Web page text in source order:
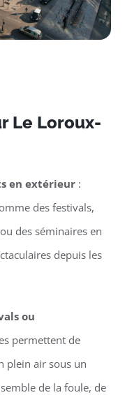
Le Loroux-
en extérieur:
des festivals,
des séminaires en
depuis les
ou
permettent de
plein air sous un
de la foule, de